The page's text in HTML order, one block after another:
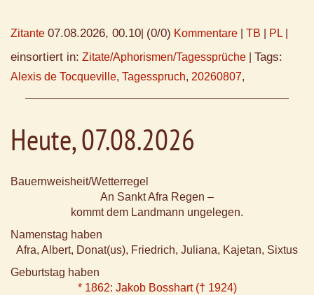
Zitante 07.08.2026, 00.10 (0/0) Kommentare TB PL
einsortiert in: Zitate/Aphorismen/Tagessprüche Tags:
Alexis de Tocqueville, Tagesspruch, 20260807,
Heute, 07.08.2026
Bauernweisheit/Wetterregel
An Sankt Afra Regen –
kommt dem Landmann ungelegen.
Namenstag haben
Afra, Albert, Donat(us), Friedrich, Juliana, Kajetan, Sixtus
Geburtstag haben
* 1862: Jakob Bosshart († 1924)